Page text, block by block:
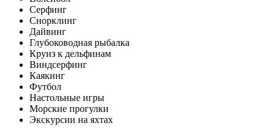
Серфинг
Снорклинг
Дайвинг
Глубоководная рыбалка
Круиз к дельфинам
Виндсерфинг
Каякинг
Футбол
Настольные игры
Морские прогулки
Экскурсии на яхтах